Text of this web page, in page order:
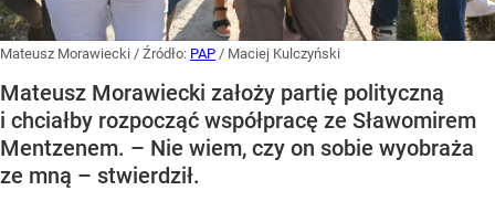
Mateusz Morawiecki / Źródło: PAP / Maciej Kulczyński
Mateusz Morawiecki założy partię polityczną
i chciałby rozpocząć współpracę ze Sławomirem
Mentzenem. – Nie wiem, czy on sobie wyobraża
ze mną – stwierdził.